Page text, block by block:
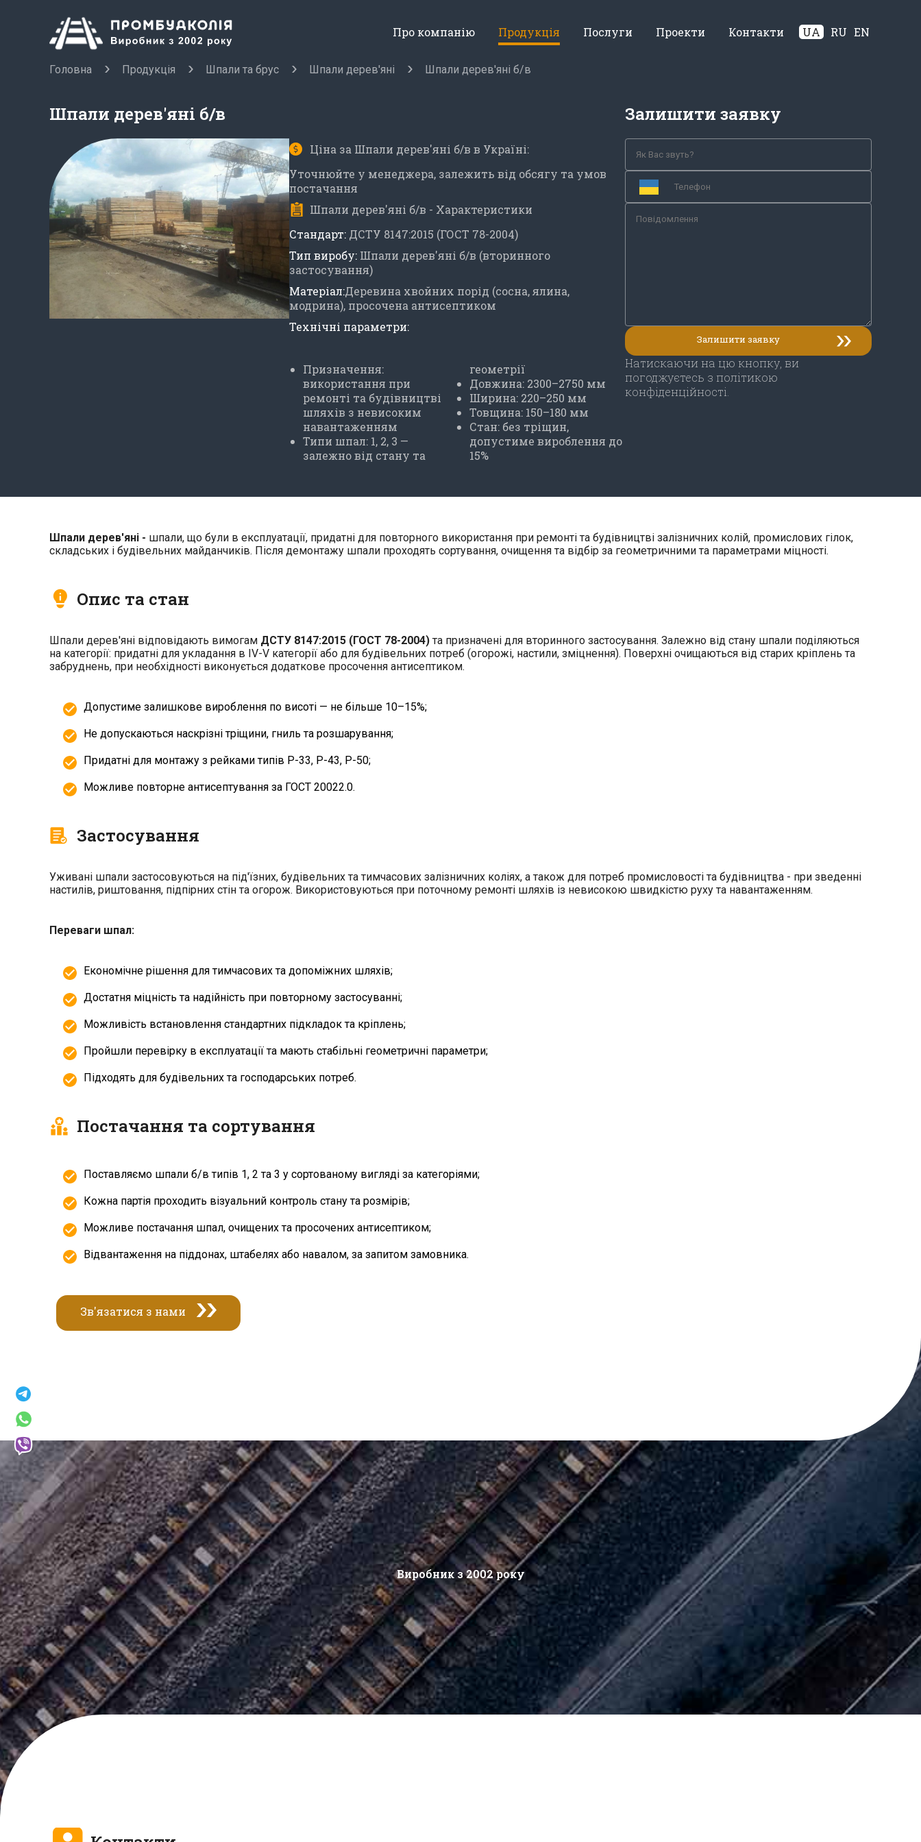
Про компанію Продукція Послуги Проекти Контакти UA RU EN
Головна Продукція Шпали та брус Шпали дерев'яні Шпали дерев'яні б/в
Шпали дерев'яні б/в
Ціна за Шпали дерев'яні б/в в Україні:
Уточнюйте у менеджера, залежить від обсягу та умов
постачання
Шпали дерев'яні б/в - Характеристики
Стандарт: ДСТУ 8147:2015 (ГОСТ 78-2004)
Тип виробу: Шпали дерев'яні б/в (вторинного
застосування)
Матеріал:Деревина хвойних порід (сосна, ялина,
модрина), просочена антисептиком
Технічні параметри:
Призначення:
використання при
ремонті та будівництві
шляхів з невисоким
навантаженням
Типи шпал: 1, 2, 3 —
залежно від стану та
геометрії
Довжина: 2300–2750 мм
Ширина: 220–250 мм
Товщина: 150–180 мм
Стан: без тріщин,
допустиме вироблення до
15%
Залишити заявку
Натискаючи на цю кнопку, ви
погоджуєтесь з політикою
конфіденційності.
Шпали дерев'яні - шпали, що були в експлуатації, придатні для повторного використання при ремонті та будівництві залізничних колій, промислових гілок,
складських і будівельних майданчиків. Після демонтажу шпали проходять сортування, очищення та відбір за геометричними та параметрами міцності.
Опис та стан
Шпали дерев'яні відповідають вимогам ДСТУ 8147:2015 (ГОСТ 78-2004) та призначені для вторинного застосування. Залежно від стану шпали поділяються
на категорії: придатні для укладання в IV-V категорії або для будівельних потреб (огорожі, настили, зміцнення). Поверхні очищаються від старих кріплень та
забруднень, при необхідності виконується додаткове просочення антисептиком.
Допустиме залишкове вироблення по висоті — не більше 10–15%;
Не допускаються наскрізні тріщини, гниль та розшарування;
Придатні для монтажу з рейками типів Р-33, Р-43, Р-50;
Можливе повторне антисептування за ГОСТ 20022.0.
Застосування
Уживані шпали застосовуються на під'їзних, будівельних та тимчасових залізничних коліях, а також для потреб промисловості та будівництва - при зведенні
настилів, риштовання, підпірних стін та огорож. Використовуються при поточному ремонті шляхів із невисокою швидкістю руху та навантаженням.
Переваги шпал:
Економічне рішення для тимчасових та допоміжних шляхів;
Достатня міцність та надійність при повторному застосуванні;
Можливість встановлення стандартних підкладок та кріплень;
Пройшли перевірку в експлуатації та мають стабільні геометричні параметри;
Підходять для будівельних та господарських потреб.
Постачання та сортування
Поставляємо шпали б/в типів 1, 2 та 3 у сортованому вигляді за категоріями;
Кожна партія проходить візуальний контроль стану та розмірів;
Можливе постачання шпал, очищених та просочених антисептиком;
Відвантаження на піддонах, штабелях або навалом, за запитом замовника.
Зв'язатися з нами
Виробник з 2002 року